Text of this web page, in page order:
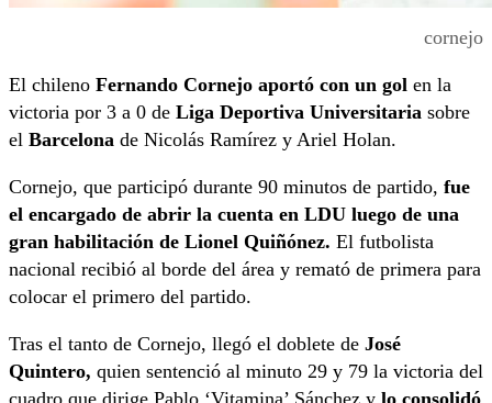
cornejo
El chileno Fernando Cornejo aportó con un gol en la
victoria por 3 a 0 de Liga Deportiva Universitaria sobre
el Barcelona de Nicolás Ramírez y Ariel Holan.
Cornejo, que participó durante 90 minutos de partido, fue
el encargado de abrir la cuenta en LDU luego de una
gran habilitación de Lionel Quiñónez. El futbolista
nacional recibió al borde del área y remató de primera para
colocar el primero del partido.
Tras el tanto de Cornejo, llegó el doblete de José
Quintero, quien sentenció al minuto 29 y 79 la victoria del